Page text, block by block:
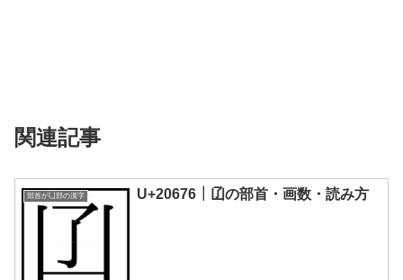
関連記事
部首が凵部の漢字 U+20676｜𠙶の部首・画数・読み方